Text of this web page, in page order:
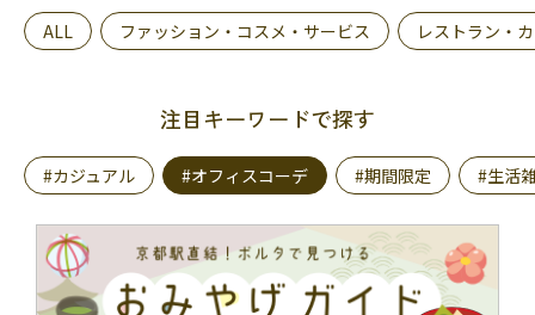
ALL ファッション・コスメ・サービス レストラン・
注目キーワードで探す
#カジュアル #オフィスコーデ #期間限定 #生活